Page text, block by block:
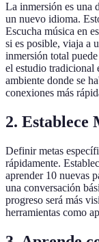
La inmersión es una
un nuevo idioma.
Escucha música en
si es posible, viaja a
inmersión total
el estudio tradicional
ambiente donde se
conexiones más
2. Establece
Definir metas
rápidamente.
aprender 10 nuevas
una conversación
progreso será más
herramientas como